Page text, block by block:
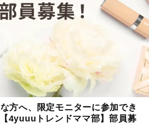
方へ、限定モニターに参加でき
4yuuuトレンドママ部】部員募